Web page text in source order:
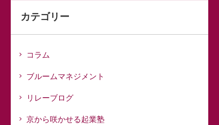
カテゴリー
コラム
ブルームマネジメント
リレーブログ
京から咲かせる起業塾